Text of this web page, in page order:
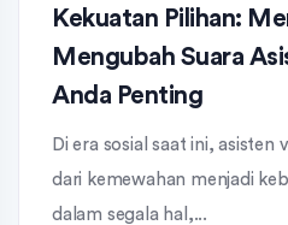
Kekuatan Pilihan:
Mengubah Suara
Anda Penting
Di era sosial saat ini, asisten
dari kemewahan menjadi
dalam segala hal,...